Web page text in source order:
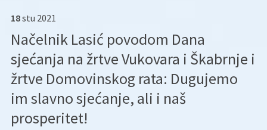
18stu 2021
Načelnik Lasić povodom Dana
sjećanja na žrtve Vukovara i Škabrnje i
žrtve Domovinskog rata: Dugujemo
im slavno sjećanje, ali i naš
prosperitet!